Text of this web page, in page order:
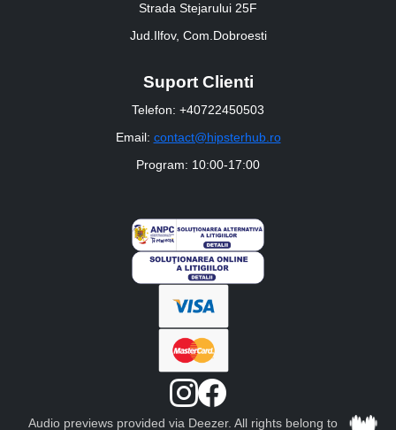
Strada Stejarului 25F
Jud.Ilfov, Com.Dobroesti
Suport Clienti
Telefon: +40722450503
Email: contact@hipsterhub.ro
Program: 10:00-17:00
Audio previews provided via Deezer. All rights belong to